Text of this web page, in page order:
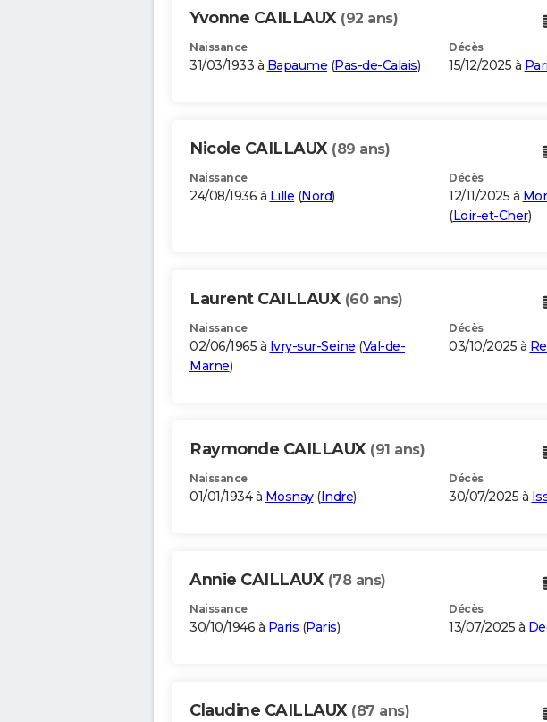
Yvonne CAILLAUX (92 ans)
Naissance
31/03/1933 à Bapaume (Pas-de-Calais)
Décès
15/12/2025 à
Nicole CAILLAUX (89 ans)
Naissance
24/08/1936 à Lille (Nord)
Décès
12/11/2025 à
(Loir-et-Cher)
Laurent CAILLAUX (60 ans)
Naissance
02/06/1965 à Ivry-sur-Seine (Val-de-
Marne)
Décès
03/10/2025 à
Raymonde CAILLAUX (91 ans)
Naissance
01/01/1934 à Mosnay(Indre)
Décès
30/07/2025 à
Annie CAILLAUX (78 ans)
Naissance
30/10/1946 à Paris (Paris)
Décès
13/07/2025 à
Claudine CAILLAUX (87 ans)